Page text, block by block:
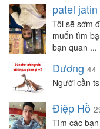
patel jatin
Tôi sẽ sớm
muốn tìm
bạn quan ...
Dương 44
Người cần ts
Điệp Hồ
Tìm các